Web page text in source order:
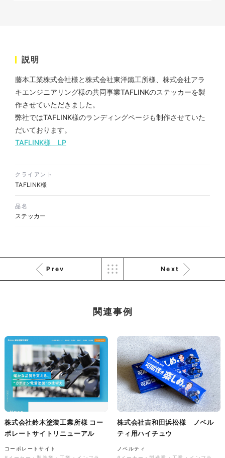
コーポレートサイト
#HTML/CSSコーディング
杉野屋様 立春大福チラシ
#チラシ
株式会社三共様 会社案内パン
株式会社三共様 さんきょちゃ
んぬいぐるみ
イラスト・キャラクター
株式会社三共様 ドリップコー
ヒーパッケージ
ノベルティ
#産業廃棄物処理業
#イラスト
#エコ・環境
説明
藤本工業株式会社様と株式会社東洋鐵工所様、株式会社アラ
キエンジニアリング様の共同事業TAFLINKのステッカーを製
作させていただきました。
弊社ではTAFLINK様のランディングページも制作させていた
だいております。
TAFLINK様 LP
クライアント
TAFLINK様
品名
ステッカー
Prev Next
関連事例
株式会社鈴木塗装工業所様 コー
ポレートサイトリニューアル
コーポレートサイト
株式会社吉和田浜松様 ノベル
ティ用ハイチュウ
ノベルティ